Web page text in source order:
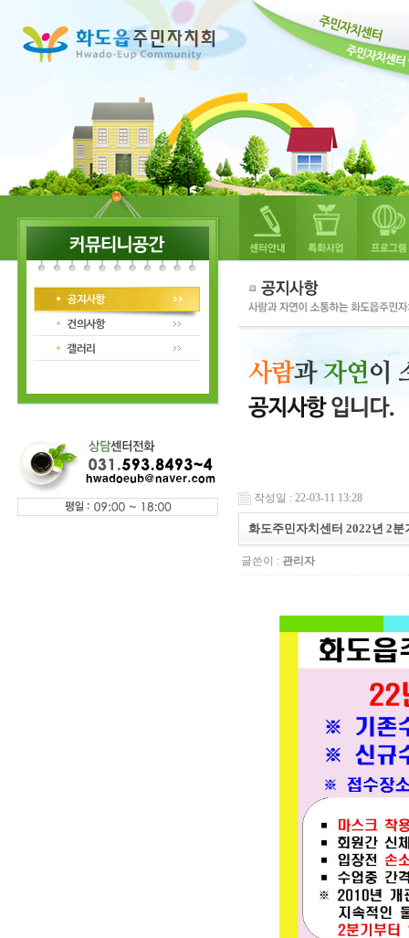
작성일 : 22-03-11 13:28
화도주민자치센터 2022년 2
글쓴이 : 관리자